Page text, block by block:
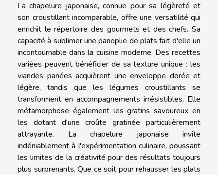
La chapelure japonaise, connue pour sa légèreté et
son croustillant incomparable, offre une versatilité qui
enrichit le répertoire des gourmets et des chefs. Sa
capacité à sublimer une panoplie de plats fait d'elle un
incontournable dans la cuisine moderne. Des recettes
variées peuvent bénéficier de sa texture unique : les
viandes panées acquièrent une enveloppe dorée et
légère, tandis que les légumes croustillants se
transforment en accompagnements irrésistibles. Elle
métamorphose également les gratins savoureux en
les dotant d'une croûte gratinée particulièrement
attrayante. La chapelure japonaise invite
indéniablement à l'expérimentation culinaire, poussant
les limites de la créativité pour des résultats toujours
plus surprenants. Que ce soit pour rehausser les plats